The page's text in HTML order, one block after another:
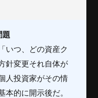
題
いつ、どの資産ク
針変更それ自体が
人投資家がその情
本的に開示後だ。